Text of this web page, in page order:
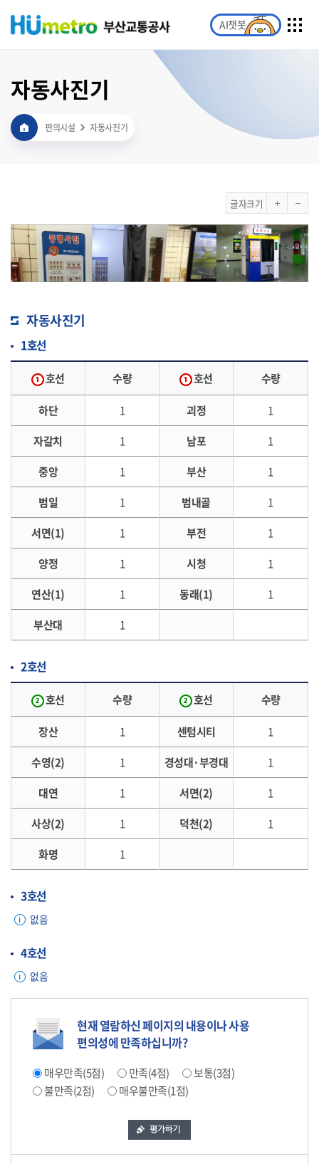
AI챗봇
자동사진기
편의시설 자동사진기
글자크기
자동사진기
1호선
호선 수량 호선 수량
하단 1 괴정
1
자갈치
1 남포
1
중앙
1 부산
1
범일
1 범내골
1
서면(1)
1 부전
1
양정
1 시청
1
연산(1)
1 동래(1)
1
부산대
1
2호선
호선 수량 호선 수량
장산 1 센텀시티
1
수영(2)
1 경성대·부경대
1
대연
1 서면(2)
1
사상(2)
1 덕천(2)
1
화명
1
3호선
없음
4호선
없음
현재 열람하신 페이지의 내용이나 사용
편의성에 만족하십니까?
매우만족(5점) 만족(4점)
보통(3점)
불만족(2점)
매우불만족(1점)